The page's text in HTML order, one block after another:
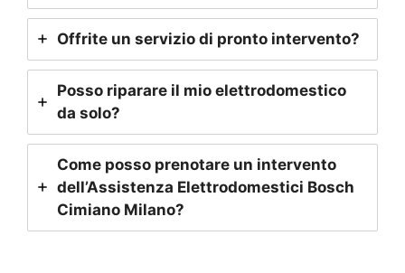
Offrite un servizio di pronto intervento?
Posso riparare il mio elettrodomestico
da solo?
Come posso prenotare un intervento
dell’Assistenza Elettrodomestici Bosch
Cimiano Milano?